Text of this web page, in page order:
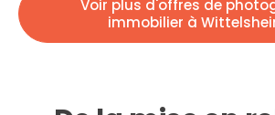
Voir plus d'offres de
immobilier à